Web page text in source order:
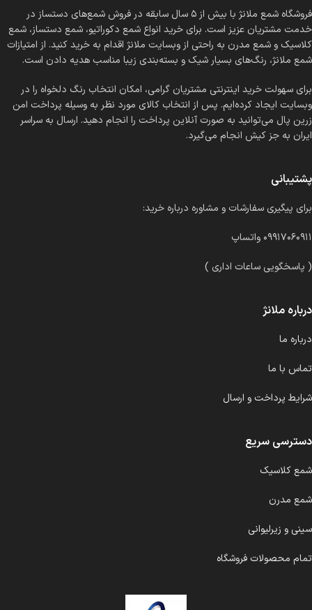
فروشگاه شمع ملانژ با بیش از ۵ سال سابقه در فروش شمع‌های دستساز در
خدمت مشتریان عزیز است. برای خرید انواع شمع دکوراتیو، شمع دستساز، شمع
کلاسیک و شمع مدرن به راحتی از وبسایت ملانژ اقدام به خرید کنید. از امتیازات
شمع ملانژ، رنگ‌های بسیار شیک و بسته‌بندی زیبا مناسب هدیه دادن است.
برای سهولت خرید اینترنتی مشتریان گرامی، امکان انتخاب رنگ دلخواه را در
وبسایت ایجاد کرده‌ایم. پس از انتخاب کالای مورد نظر به وسیله پرداخت امن
زرین پال می‌توانید به صورت آنلاین پرداخت را انجام دهید. ارسال به سراسر
ایران به جز کیش انجام می‌گیرد.
پشتیبانی
برای پیگیری سفارشات و مشاوره درباره خرید:
۰۹۹۱۷۰۶۰۹۱۱ واتساپ
( پاسخگویی ساعات اداری )
درباره ملانژ
درباره ما
تماس با ما
شرایط پرداخت و ارسال
دسترسی سریع
شمع کلاسیک
شمع مدرن
سینی و زیرلیوانی
تمام محصولات فروشگاه